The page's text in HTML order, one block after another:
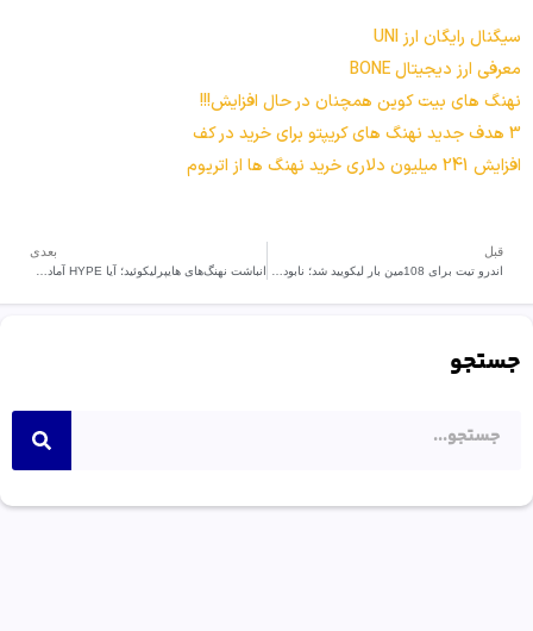
سیگنال رایگان ارز UNI
معرفی ارز دیجیتال BONE
نهنگ های بیت کوین همچنان در حال افزایش!!!
3 هدف جدید نهنگ های کریپتو برای خرید در کف
افزایش 241 میلیون دلاری خرید نهنگ ها از اتریوم
قبل بعدی
جستجو